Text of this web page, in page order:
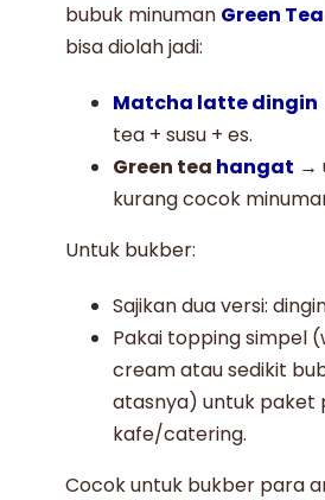
bubuk minuman Green
bisa diolah jadi:
Matcha latte dingin
tea + susu + es.
Green tea hangat →
kurang cocok
Untuk bukber:
Sajikan dua versi:
Pakai topping simpel
cream atau sedikit
atasnya) untuk paket
kafe/catering.
Cocok untuk bukber para